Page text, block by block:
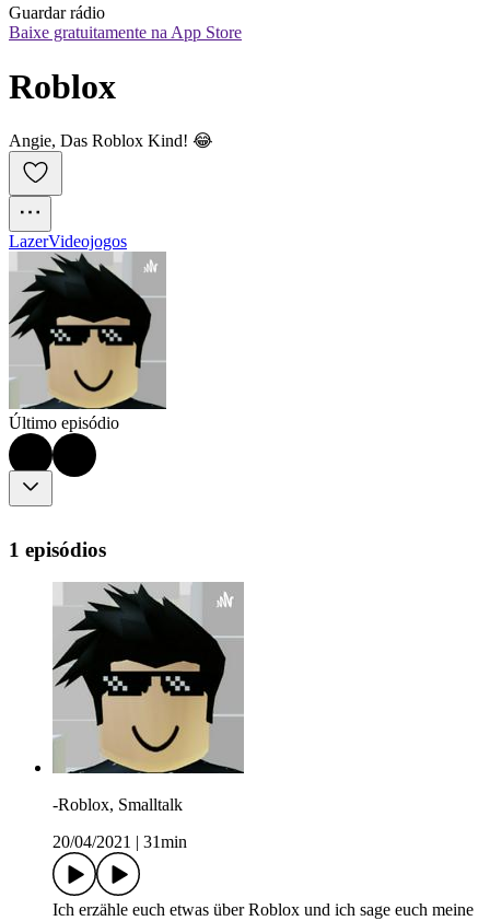
Guardar rádio
Baixe gratuitamente na App Store
Roblox
Angie, Das Roblox Kind! 😂
LazerVideojogos
Último episódio
1 episódios
-Roblox, Smalltalk
20/04/2021
31min
Ich erzähle euch etwas über Roblox und ich sage euch meine